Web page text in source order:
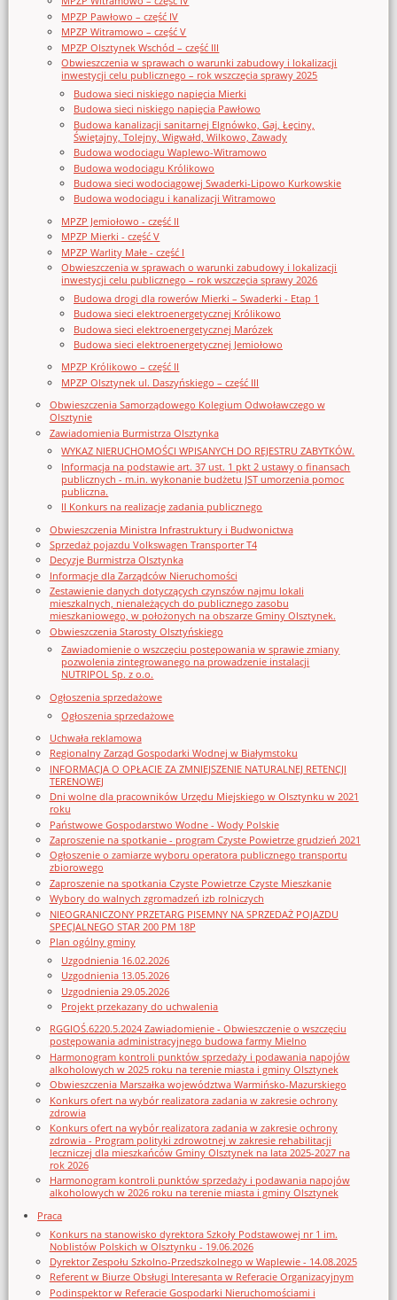
MPZP Pawłowo – część IV
MPZP Witramowo – część V
MPZP Olsztynek Wschód – część III
Obwieszczenia w sprawach o warunki zabudowy i lokalizacji
inwestycji celu publicznego – rok wszczęcia sprawy 2025
Budowa sieci niskiego napięcia Mierki
Budowa sieci niskiego napięcia Pawłowo
Budowa kanalizacji sanitarnej Elgnówko, Gaj, Łęciny,
Świętajny, Tolejny, Wigwałd, Wilkowo, Zawady
Budowa wodociągu Waplewo-Witramowo
Budowa wodociągu Królikowo
Budowa sieci wodociągowej Swaderki-Lipowo Kurkowskie
Budowa wodociągu i kanalizacji Witramowo
MPZP Jemiołowo - część II
MPZP Mierki - część V
MPZP Warlity Małe - część I
Obwieszczenia w sprawach o warunki zabudowy i lokalizacji
inwestycji celu publicznego – rok wszczęcia sprawy 2026
Budowa drogi dla rowerów Mierki – Swaderki - Etap 1
Budowa sieci elektroenergetycznej Królikowo
Budowa sieci elektroenergetycznej Marózek
Budowa sieci elektroenergetycznej Jemiołowo
MPZP Królikowo – część II
MPZP Olsztynek ul. Daszyńskiego – część III
Obwieszczenia Samorządowego Kolegium Odwoławczego w
Olsztynie
Zawiadomienia Burmistrza Olsztynka
WYKAZ NIERUCHOMOŚCI WPISANYCH DO REJESTRU ZABYTKÓW.
Informacja na podstawie art. 37 ust. 1 pkt 2 ustawy o finansach
publicznych - m.in. wykonanie budżetu JST umorzenia pomoc
publiczna.
II Konkurs na realizację zadania publicznego
Obwieszczenia Ministra Infrastruktury i Budwonictwa
Sprzedaż pojazdu Volkswagen Transporter T4
Decyzje Burmistrza Olsztynka
Informacje dla Zarządców Nieruchomości
Zestawienie danych dotyczących czynszów najmu lokali
mieszkalnych, nienależących do publicznego zasobu
mieszkaniowego, w położonych na obszarze Gminy Olsztynek.
Obwieszczenia Starosty Olsztyńskiego
Zawiadomienie o wszczęciu postępowania w sprawie zmiany
pozwolenia zintegrowanego na prowadzenie instalacji
NUTRIPOL Sp. z o.o.
Ogłoszenia sprzedażowe
Ogłoszenia sprzedażowe
Uchwała reklamowa
Regionalny Zarząd Gospodarki Wodnej w Białymstoku
INFORMACJA O OPŁACIE ZA ZMNIEJSZENIE NATURALNEJ RETENCJI
TERENOWEJ
Dni wolne dla pracowników Urzędu Miejskiego w Olsztynku w 2021
roku
Państwowe Gospodarstwo Wodne - Wody Polskie
Zaproszenie na spotkanie - program Czyste Powietrze grudzień 2021
Ogłoszenie o zamiarze wyboru operatora publicznego transportu
zbiorowego
Zaproszenie na spotkania Czyste Powietrze Czyste Mieszkanie
Wybory do walnych zgromadzeń izb rolniczych
NIEOGRANICZONY PRZETARG PISEMNY NA SPRZEDAŻ POJAZDU
SPECJALNEGO STAR 200 PM 18P
Plan ogólny gminy
Uzgodnienia 16.02.2026
Uzgodnienia 13.05.2026
Uzgodnienia 29.05.2026
Projekt przekazany do uchwalenia
RGGIOŚ.6220.5.2024 Zawiadomienie - Obwieszczenie o wszczęciu
postępowania administracyjnego budowa farmy Mielno
Harmonogram kontroli punktów sprzedaży i podawania napojów
alkoholowych w 2025 roku na terenie miasta i gminy Olsztynek
Obwieszczenia Marszałka województwa Warmińsko-Mazurskiego
Konkurs ofert na wybór realizatora zadania w zakresie ochrony
zdrowia
Konkurs ofert na wybór realizatora zadania w zakresie ochrony
zdrowia - Program polityki zdrowotnej w zakresie rehabilitacji
leczniczej dla mieszkańców Gminy Olsztynek na lata 2025-2027 na
rok 2026
Harmonogram kontroli punktów sprzedaży i podawania napojów
alkoholowych w 2026 roku na terenie miasta i gminy Olsztynek
Praca
Konkurs na stanowisko dyrektora Szkoły Podstawowej nr 1 im.
Noblistów Polskich w Olsztynku - 19.06.2026
Dyrektor Zespołu Szkolno-Przedszkolnego w Waplewie - 14.08.2025
Referent w Biurze Obsługi Interesanta w Referacie Organizacyjnym
Podinspektor w Referacie Gospodarki Nieruchomościami i